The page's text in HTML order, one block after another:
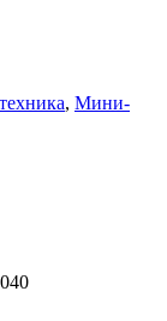
, Мини-